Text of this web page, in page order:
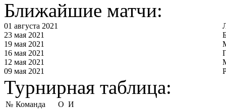
Ближайшие матчи:
01 августа 2021
23 мая 2021
19 мая 2021
16 мая 2021
12 мая 2021
09 мая 2021
Турнирная таблица:
№ Команда О И